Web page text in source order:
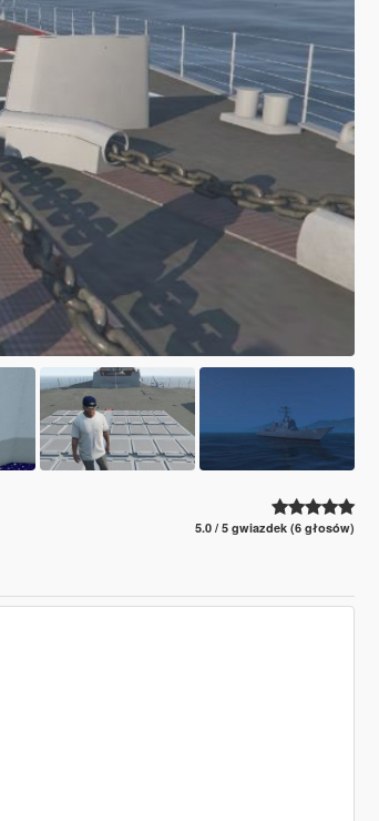
5.0 / 5 gwiazdek (6 głosów)